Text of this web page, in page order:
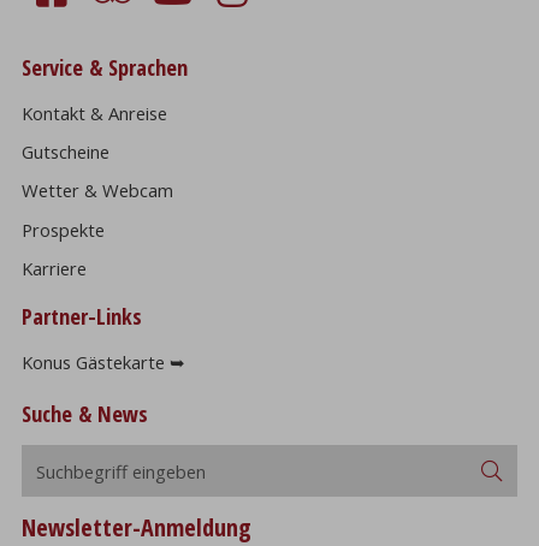
Service & Sprachen
Kontakt & Anreise
Gutscheine
Wetter & Webcam
Prospekte
Karriere
Partner-Links
Konus Gästekarte ➥
Suche & News
Newsletter-Anmeldung